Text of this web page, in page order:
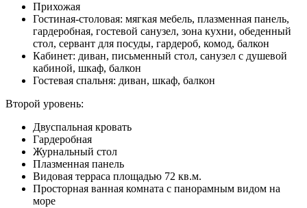
Прихожая
Гостиная-столовая: мягкая мебель, плазменная панель,
гардеробная, гостевой санузел, зона кухни, обеденный
стол, сервант для посуды, гардероб, комод, балкон
Кабинет: диван, письменный стол, санузел с душевой
кабиной, шкаф, балкон
Гостевая спальня: диван, шкаф, балкон
Второй уровень:
Двуспальная кровать
Гардеробная
Журнальный стол
Плазменная панель
Видовая терраса площадью 72 кв.м.
Просторная ванная комната с панорамным видом на
море